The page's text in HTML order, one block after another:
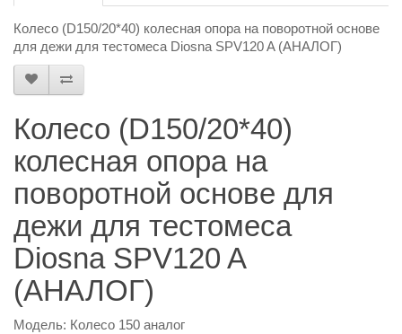
Колесо (D150/20*40) колесная опора на поворотной основе
для дежи для тестомеса Diosna SPV120 A (АНАЛОГ)
Колесо (D150/20*40)
колесная опора на
поворотной основе для
дежи для тестомеса
Diosna SPV120 A
(АНАЛОГ)
Модель: Колесо 150 аналог